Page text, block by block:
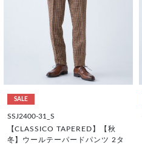
SALE
SSJ2400-31_S
【CLASSICO TAPERED】【秋
冬】ウールテーパードパンツ 2タ